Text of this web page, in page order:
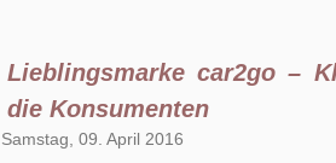
Lieblingsmarke car2go –
die Konsumenten
Samstag, 09. April 2016